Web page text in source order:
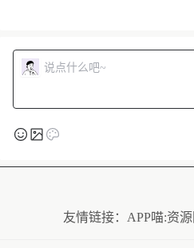
友情链接： APP喵:资源